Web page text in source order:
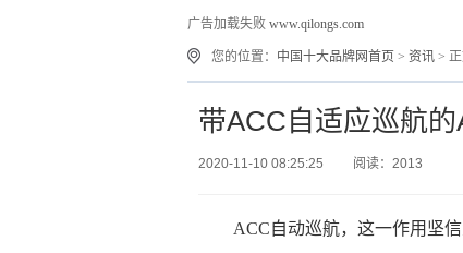
广告加载失败 www.qilongs.com
您的位置： 中国十大品牌网首页 > 资讯 >
带ACC自适应巡航
2020-11-10 08:25:25 阅读：2013
ACC自动巡航，这一作用坚